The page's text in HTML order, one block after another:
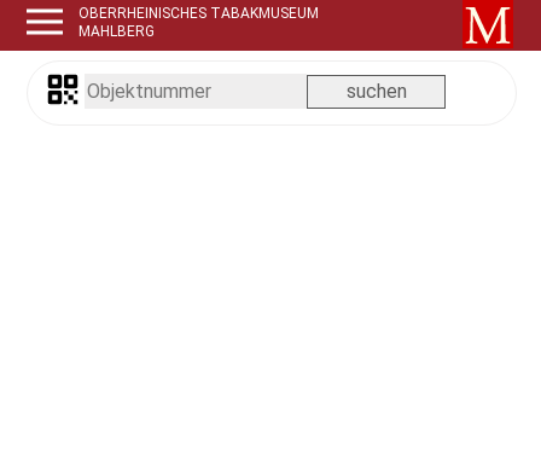
OBERRHEINISCHES TABAKMUSEUM
MAHLBERG